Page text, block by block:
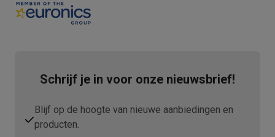
Schrijf je in voor onze nieuwsbrief!
Blijf op de hoogte van nieuwe aanbiedingen en
producten.